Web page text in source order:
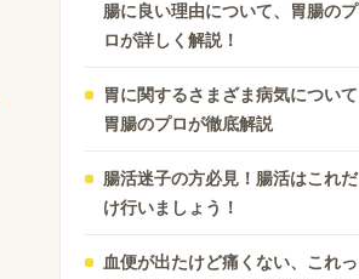
腸に良い理由について、胃腸のプ
ロが詳しく解説！
胃に関するさまざま病気について
胃腸のプロが徹底解説
腸活迷子の方必見！腸活はこれだ
け行いましょう！
血便が出たけど痛くない、これっ